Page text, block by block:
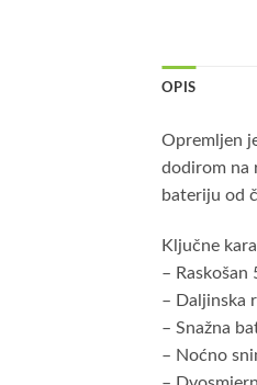
OPIS
Opremljen
dodirom na
bateriju od
Ključne
–
– Daljinska
– Snažna
– Noćno